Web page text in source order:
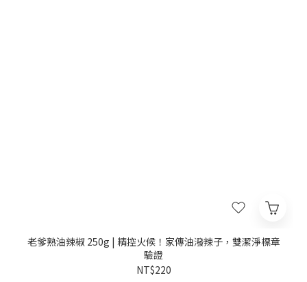
老爹熟油辣椒 250g | 精控火候！家傳油潑辣子，雙潔淨標章
驗證
NT$220